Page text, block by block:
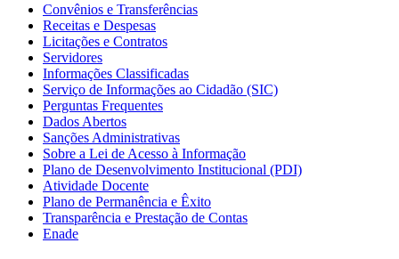
Convênios e Transferências
Receitas e Despesas
Licitações e Contratos
Servidores
Informações Classificadas
Serviço de Informações ao Cidadão (SIC)
Perguntas Frequentes
Dados Abertos
Sanções Administrativas
Sobre a Lei de Acesso à Informação
Plano de Desenvolvimento Institucional (PDI)
Atividade Docente
Plano de Permanência e Êxito
Transparência e Prestação de Contas
Enade